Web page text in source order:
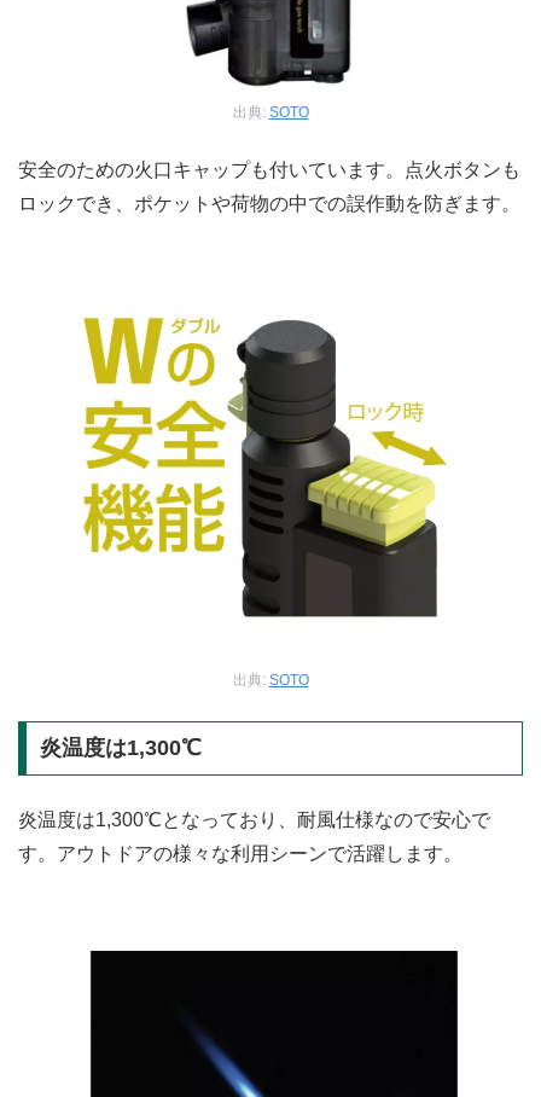
出典: SOTO
安全のための火口キャップも付いています。点火ボタンも
ロックでき、ポケットや荷物の中での誤作動を防ぎます。
出典: SOTO
炎温度は1,300℃
炎温度は1,300℃となっており、耐風仕様なので安心で
す。アウトドアの様々な利用シーンで活躍します。